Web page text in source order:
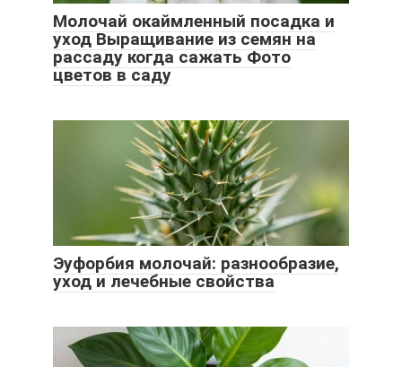
Молочай окаймленный посадка и
уход Выращивание из семян на
рассаду когда сажать Фото
цветов в саду
Эуфорбия молочай: разнообразие,
уход и лечебные свойства